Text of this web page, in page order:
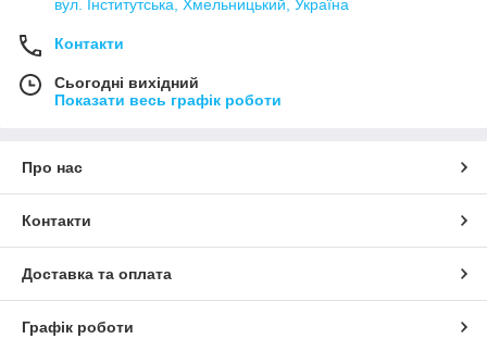
вул. Інститутська, Хмельницький, Україна
Контакти
Сьогодні вихідний
Показати весь графік роботи
Про нас
Контакти
Доставка та оплата
Графік роботи